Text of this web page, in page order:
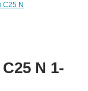
С25 N
N 1-